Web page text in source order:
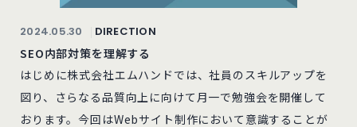
2024.05.30 DIRECTION
SEO内部対策を理解する
はじめに株式会社エムハンドでは、社員のスキルアップを
図り、さらなる品質向上に向けて月一で勉強会を開催して
おります。今回はWebサイト制作において意識することが